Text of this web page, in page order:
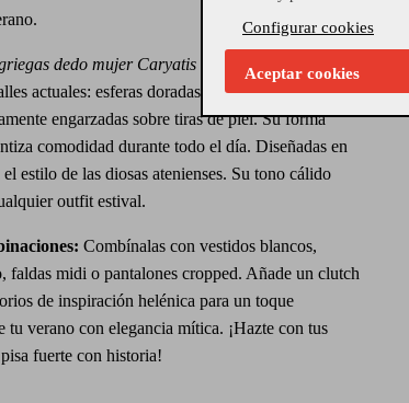
dedo mujer Caryatis combinan inspiración
actuales: esferas doradas brillantes y piedras
engarzadas sobre tiras de piel. Su forma
comodidad durante todo el día. Diseñadas en
estilo de las diosas atenienses. Su tono cálido
outfit estival.
Combínalas con vestidos blancos,
faldas midi o pantalones cropped. Añade un clutch
de inspiración helénica para un toque
verano con elegancia mítica. ¡Hazte con tus
fuerte con historia!
Configurar cookies
Aceptar cookies